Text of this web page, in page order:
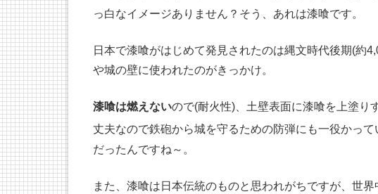
っ白なイメージありません？そう、あれは漆喰です。
日本で漆喰がはじめて発見されたのは縄文時代後期(約
や城の壁に使われたのがきっかけ。
漆喰は燃えないので(耐火性)、土壁表面に漆喰を上塗り
丈夫なので鉄砲から城を守るための防弾にも一役かって
だったんですね～。
また、漆喰は日本伝統のものと思われがちですが、世